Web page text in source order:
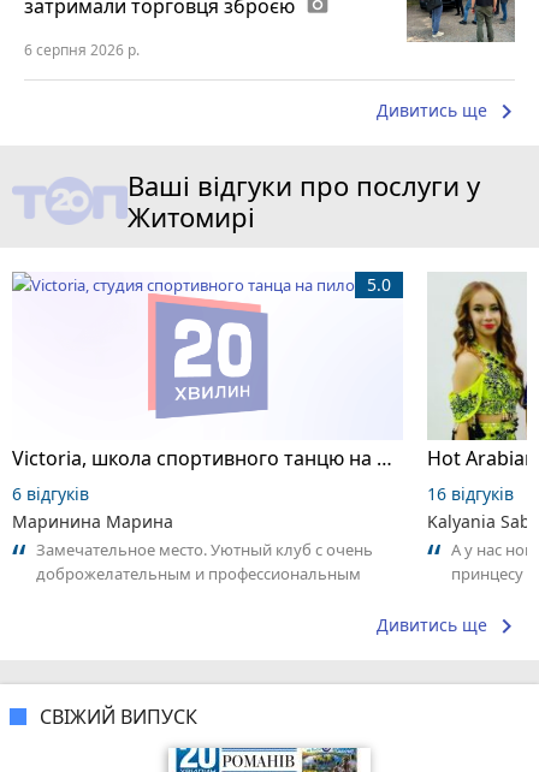
затримали торговця зброєю photo_camera
6 серпня 2026 р.
Дивитись ще keyboard_arrow_right
Ваші відгуки про послуги у
Житомирі
Victoria, школа спортивного танцю на пілоні
5.0
6 відгуків
Маринина Марина
Замечательное место. Уютный клуб с очень
доброжелательным и профессиональным
16 відгуків
Kalyania
А у нас
принцесу
Дивитись ще keyboard_arrow_right
СВІЖИЙ ВИПУСК